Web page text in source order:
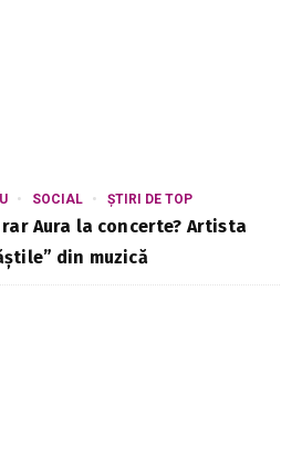
SOCIAL ȘTIRI DE TOP
Aura la concerte? Artista
din muzică